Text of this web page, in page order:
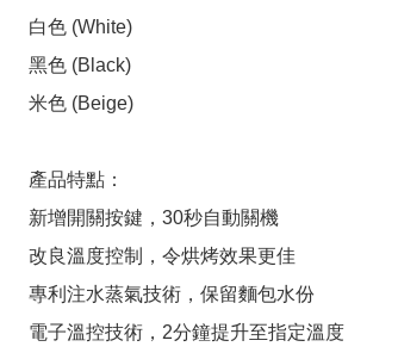
白色 (White)
黑色 (Black)
米色 (Beige)
產品特點：
新增開關按鍵，30秒自動關機
改良溫度控制，令烘烤效果更佳
專利注水蒸氣技術，保留麵包水份
電子溫控技術，2分鐘提升至指定溫度